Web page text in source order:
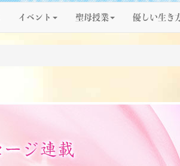
イベント 聖母授業 優しい生き